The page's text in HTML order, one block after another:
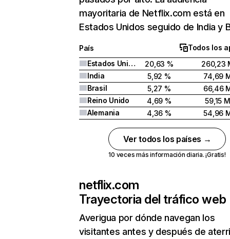
mayoritaria de Netflix.com está en
Estados Unidos seguido de India y
País
Todos los
Estados Unidos
20,63 %
260,23
India
5,92 %
74,69
Brasil
5,27 %
66,46
Reino Unido
4,69 %
59,15 M
Alemania
4,36 % 54,96
Ver todos los países →
10 veces más información diaria. ¡Gratis!
netflix.com
Trayectoria del tráfico web
Averigua por dónde navegan los
visitantes antes y después de